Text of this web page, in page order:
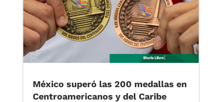
México superó las 200 medallas en
Centroamericanos y del Caribe